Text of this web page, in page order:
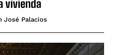
vivienda
José Palacios